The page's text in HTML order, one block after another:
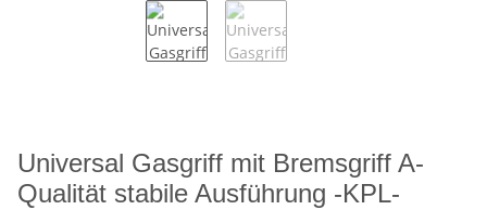
Universal Gasgriff mit Bremsgriff A-
Qualität stabile Ausführung -KPL-